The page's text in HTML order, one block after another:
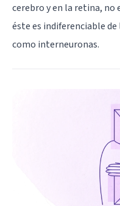
cerebro y en la retina, no
éste es indiferenciable
como interneuronas.